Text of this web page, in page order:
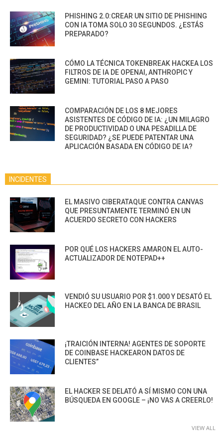
PHISHING 2.0:CREAR UN SITIO DE PHISHING
CON IA TOMA SOLO 30 SEGUNDOS. ¿ESTÁS
PREPARADO?
CÓMO LA TÉCNICA TOKENBREAK HACKEA LOS
FILTROS DE IA DE OPENAI, ANTHROPIC Y
GEMINI: TUTORIAL PASO A PASO
COMPARACIÓN DE LOS 8 MEJORES
ASISTENTES DE CÓDIGO DE IA: ¿UN MILAGRO
DE PRODUCTIVIDAD O UNA PESADILLA DE
SEGURIDAD? ¿SE PUEDE PATENTAR UNA
APLICACIÓN BASADA EN CÓDIGO DE IA?
INCIDENTES
EL MASIVO CIBERATAQUE CONTRA CANVAS
QUE PRESUNTAMENTE TERMINÓ EN UN
ACUERDO SECRETO CON HACKERS
POR QUÉ LOS HACKERS AMARON EL AUTO-
ACTUALIZADOR DE NOTEPAD++
VENDIÓ SU USUARIO POR $1.000 Y DESATÓ EL
HACKEO DEL AÑO EN LA BANCA DE BRASIL
¡TRAICIÓN INTERNA! AGENTES DE SOPORTE
DE COINBASE HACKEARON DATOS DE
CLIENTES”
EL HACKER SE DELATÓ A SÍ MISMO CON UNA
BÚSQUEDA EN GOOGLE – ¡NO VAS A CREERLO!
VIEW ALL